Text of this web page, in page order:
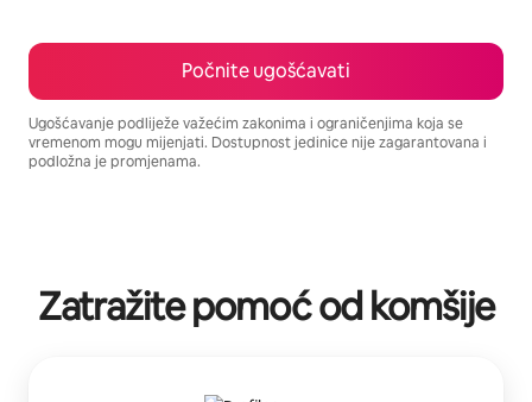
Počnite ugošćavati
Ugošćavanje podliježe važećim zakonima i ograničenjima koja se
vremenom mogu mijenjati. Dostupnost jedinice nije zagarantovana i
podložna je promjenama.
Zatražite pomoć od komšije